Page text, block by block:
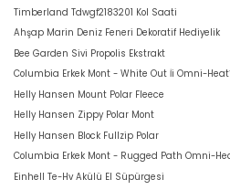
Timberland Tdwgf2183201 Kol Saati
Ahşap Marin Deniz Feneri Dekoratif Hediyelik
Bee Garden Sivi Propolis Ekstrakt
Columbia Erkek Mont - White Out İi Omni-
Helly Hansen Mount Polar Fleece
Helly Hansen Zippy Polar Mont
Helly Hansen Block Fullzip Polar
Columbia Erkek Mont - Rugged Path Omni-
Einhell Te-Hv Akülü El Süpürgesi